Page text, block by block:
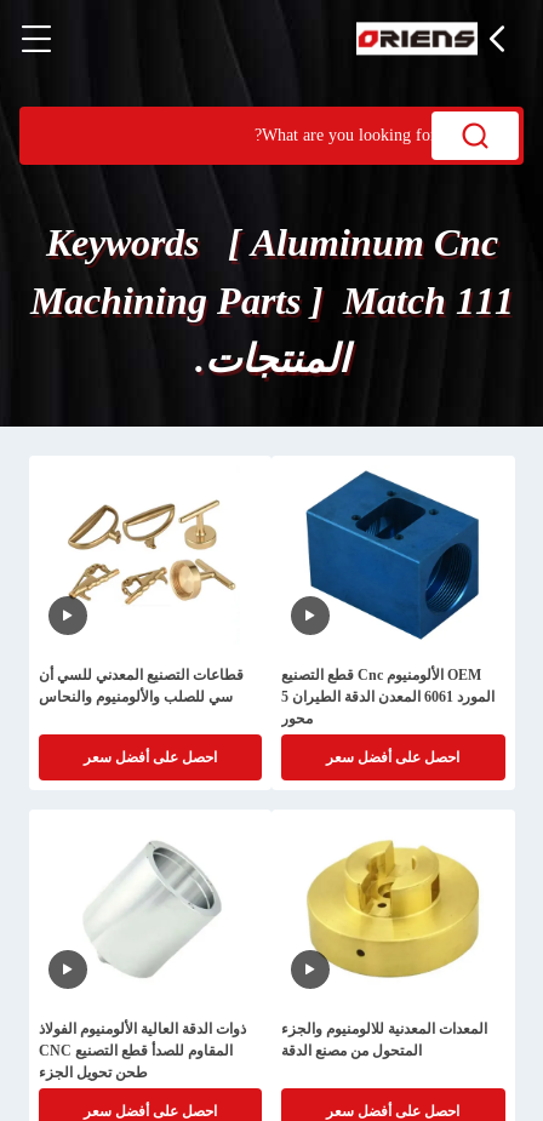
Keywords [ Aluminum Cnc
Machining Parts ] Match 111
المنتجات.
OEM الألومنيوم Cnc قطع التصنيع
المورد 6061 المعدن الدقة الطيران 5
محور
احصل على أفضل سعر
قطاعات التصنيع المعدني للسي أن
سي للصلب والألومنيوم والنحاس
احصل على أفضل سعر
المعدات المعدنية للالومنيوم والجزء
المتحول من مصنع الدقة
احصل على أفضل سعر
ذوات الدقة العالية الألومنيوم الفولاذ
المقاوم للصدأ قطع التصنيع CNC
طحن تحويل الجزء
احصل على أفضل سعر